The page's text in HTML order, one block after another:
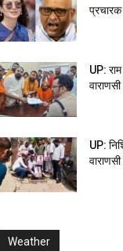
UP:
UP:
Weather